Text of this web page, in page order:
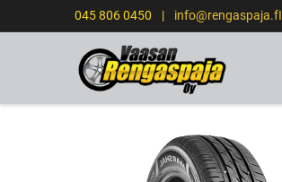
045 806 0450 | info@rengaspaja.fI